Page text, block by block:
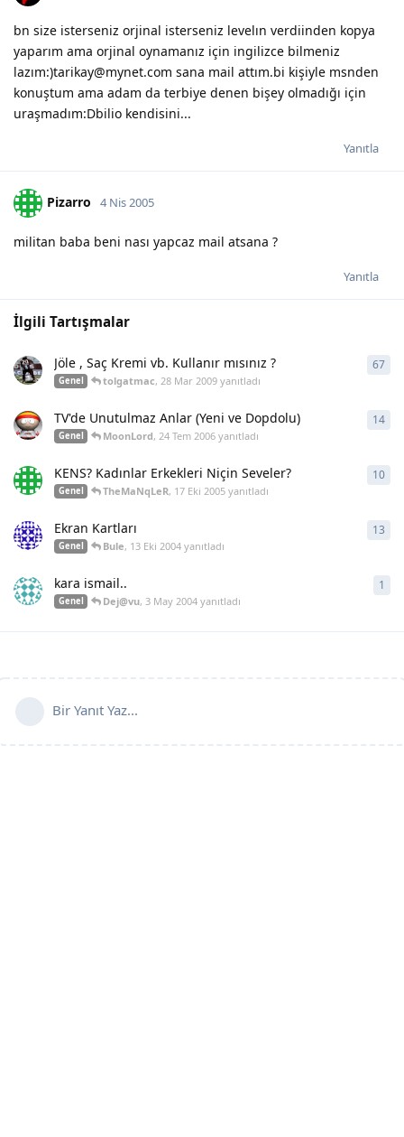
bn size isterseniz orjinal isterseniz levelın verdiinden kopya
yaparım ama orjinal oynamanız için ingilizce bilmeniz
lazım:)tarikay@mynet.com sana mail attım.bi kişiyle msnden
konuştum ama adam da terbiye denen bişey olmadığı için
uraşmadım:Dbilio kendisini...
Yanıtla
Pizarro 4 Nis 2005
militan baba beni nası yapcaz mail atsana ?
Yanıtla
İlgili Tartışmalar
Jöle , Saç Kremi vb. Kullanır mısınız ?
Genel tolgatmac,28 Mar 2009 yanıtladı
67
TV'de Unutulmaz Anlar (Yeni ve Dopdolu)
Genel MoonLord,24 Tem 2006 yanıtladı
14
KENS? Kadınlar Erkekleri Niçin Seveler?
Genel TheMaNqLeR, 17 Eki 2005 yanıtladı
10
Ekran Kartları
Genel Bule, 13 Eki 2004 yanıtladı
13
kara ismail..
Genel Dej@vu,3 May 2004 yanıtladı
1
Bir Yanıt Yaz...